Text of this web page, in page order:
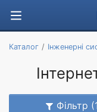
Каталог Інженерні
Фільтр